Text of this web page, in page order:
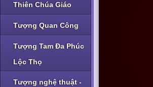
Thiên Chúa Giáo
Tượng Quan Công
Tượng Tam Đa Phúc
Lộc Thọ
Tượng nghệ thuật -